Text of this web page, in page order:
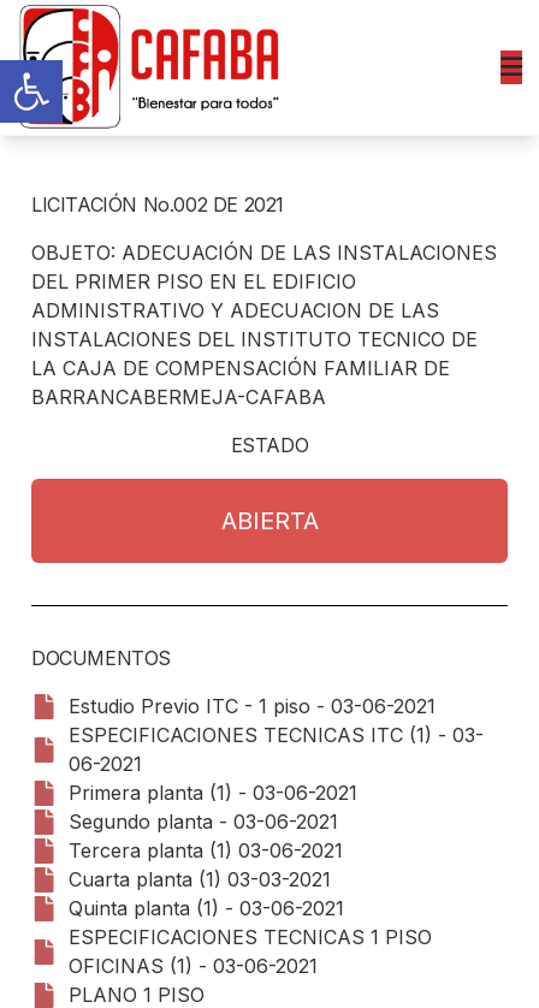
Abrir barra de herramientas
LICITACIÓN No.002 DE 2021
OBJETO: ADECUACIÓN DE LAS INSTALACIONES
DEL PRIMER PISO EN EL EDIFICIO
ADMINISTRATIVO Y ADECUACION DE LAS
INSTALACIONES DEL INSTITUTO TECNICO DE
LA CAJA DE COMPENSACIÓN FAMILIAR DE
BARRANCABERMEJA-CAFABA
ESTADO
ABIERTA
DOCUMENTOS
Estudio Previo ITC - 1 piso - 03-06-2021
ESPECIFICACIONES TECNICAS ITC (1) - 03-
06-2021
Primera planta (1) - 03-06-2021
Segundo planta - 03-06-2021
Tercera planta (1) 03-06-2021
Cuarta planta (1) 03-03-2021
Quinta planta (1) - 03-06-2021
ESPECIFICACIONES TECNICAS 1 PISO
OFICINAS (1) - 03-06-2021
PLANO 1 PISO